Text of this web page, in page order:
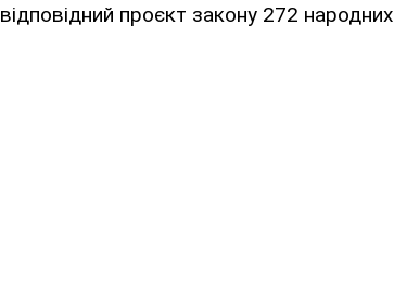
відповідний проєкт закону 272